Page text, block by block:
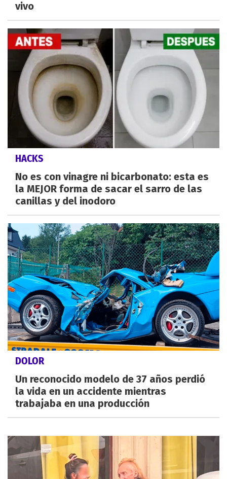
vivo
HACKS
No es con vinagre ni bicarbonato: esta es
la MEJOR forma de sacar el sarro de las
canillas y del inodoro
DOLOR
Un reconocido modelo de 37 años perdió
la vida en un accidente mientras
trabajaba en una producción